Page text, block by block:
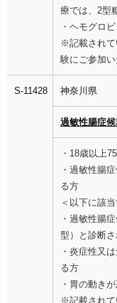
療では、2型
・ヘモグロ
※記載されて
験にご参加い
S-11428 神奈川県
過敏性腸症
・18歳以上
・過敏性腸
る方
＜以下に該
・過敏性腸
型）と診断
・炎症性又
る方
・胃の動き
※記載されて